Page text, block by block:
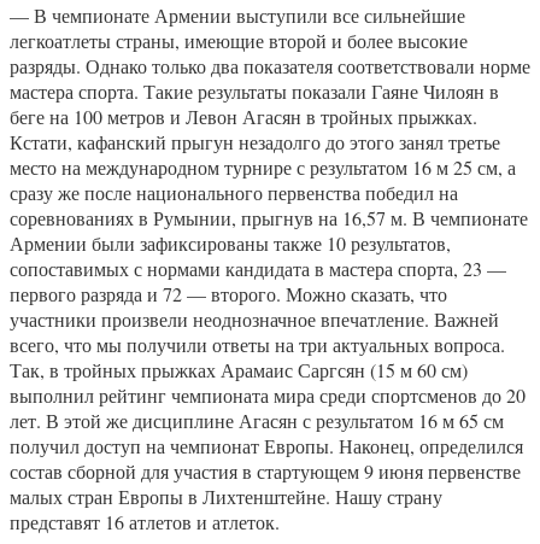
— В чемпионате Армении выступили все сильнейшие
легкоатлеты страны, имеющие второй и более высокие
разряды. Однако только два показателя соответствовали норме
мастера спорта. Такие результаты показали Гаяне Чилоян в
беге на 100 метров и Левон Агасян в тройных прыжках.
Кстати, кафанский прыгун незадолго до этого занял третье
место на международном турнире с результатом 16 м 25 см, а
сразу же после национального первенства победил на
соревнованиях в Румынии, прыгнув на 16,57 м. В чемпионате
Армении были зафиксированы также 10 результатов,
сопоставимых с нормами кандидата в мастера спорта, 23 —
первого разряда и 72 — второго. Можно сказать, что
участники произвели неоднозначное впечатление. Важней
всего, что мы получили ответы на три актуальных вопроса.
Так, в тройных прыжках Арамаис Саргсян (15 м 60 см)
выполнил рейтинг чемпионата мира среди спортсменов до 20
лет. В этой же дисциплине Агасян с результатом 16 м 65 см
получил доступ на чемпионат Европы. Наконец, определился
состав сборной для участия в стартующем 9 июня первенстве
малых стран Европы в Лихтенштейне. Нашу страну
представят 16 атлетов и атлеток.